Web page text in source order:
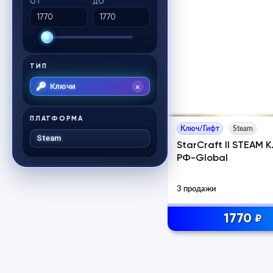
ОТ ДО
ТИП
Ключи
ПЛАТФОРМА
Steam
Ключ/Гифт Steam
StarCraft II STEAM
РФ-Global
3 продажи
1770 ₽